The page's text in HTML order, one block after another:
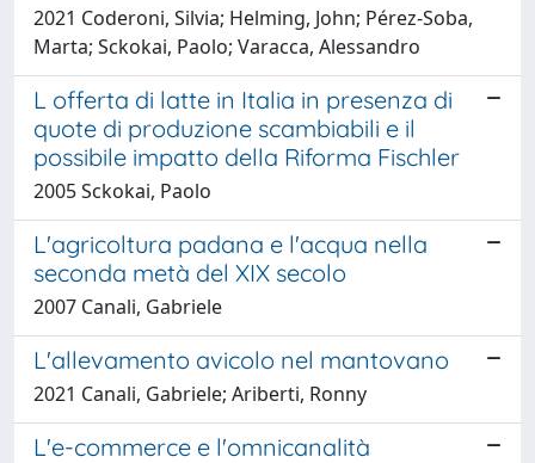
2021 Coderoni, Silvia; Helming, John; Pérez-Soba,
Marta; Sckokai, Paolo; Varacca, Alessandro
L offerta di latte in Italia in presenza di
quote di produzione scambiabili e il
possibile impatto della Riforma Fischler
2005 Sckokai, Paolo
L'agricoltura padana e l'acqua nella
seconda metà del XIX secolo
2007 Canali, Gabriele
L'allevamento avicolo nel mantovano
2021 Canali, Gabriele; Ariberti, Ronny
L'e-commerce e l'omnicanalità